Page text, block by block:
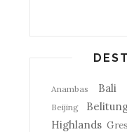
Anambas Bali
Beijing
Highlands